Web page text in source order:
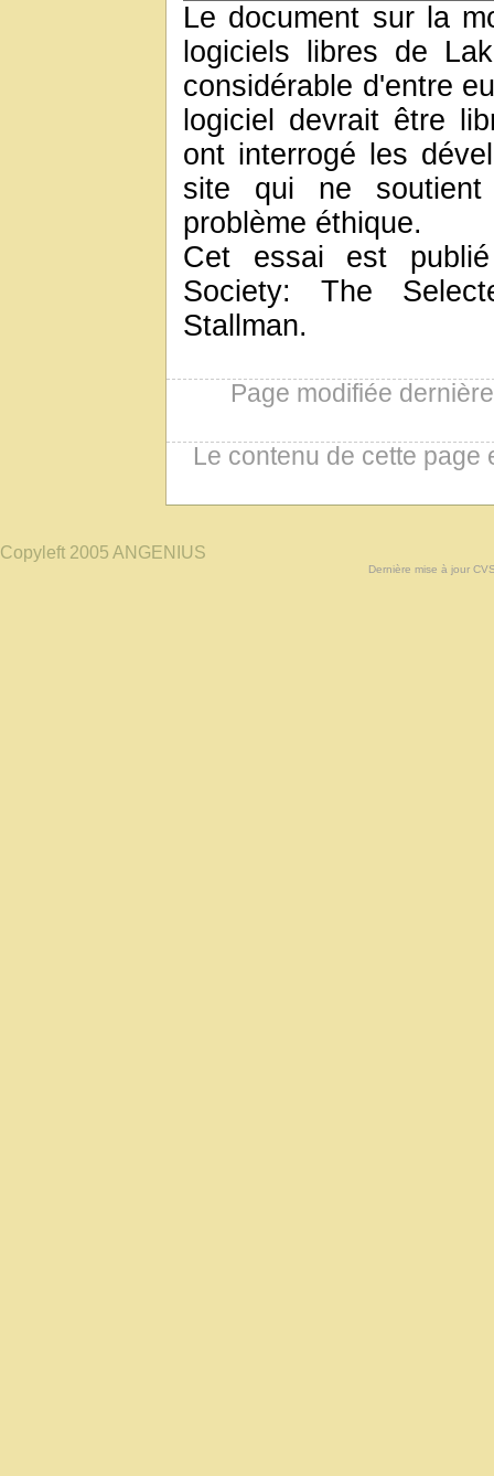
Le document sur la
logiciels libres de
considérable d'entre
logiciel devrait être
ont interrogé les
site qui ne
problème éthique.
Cet essai est
Society: The
Stallman.
Page modifiée
Le contenu de cette
Copyleft 2005 ANGENIUS
Dernière mise à jour